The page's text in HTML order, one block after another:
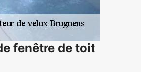
fenêtre de toit